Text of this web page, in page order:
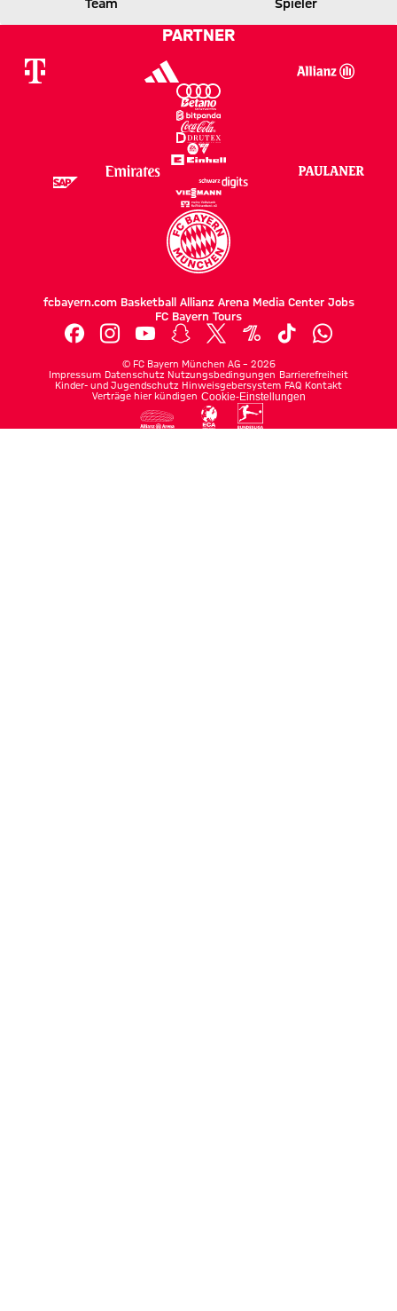
FCB
Team Spieler
PARTNER
fcbayern.com Basketball Allianz Arena Media Center Jobs
FC Bayern Tours
© FC Bayern München AG – 2026
Impressum Datenschutz Nutzungsbedingungen Barrierefreiheit
Kinder- und Jugendschutz Hinweisgebersystem FAQ Kontakt
Verträge hier kündigen Cookie-Einstellungen